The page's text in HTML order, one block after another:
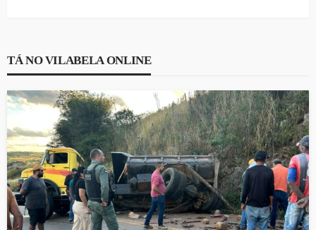
TÁ NO VILABELA ONLINE